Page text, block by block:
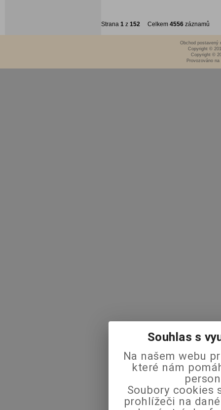
Strana 1 z 152 Celkem 4556 záznamů
Obchod postavený
Copyright ©
Copyright ©
Provozováno
Souhlas s
Na našem webu
které nám
Soubory cookies
prohlížeči na